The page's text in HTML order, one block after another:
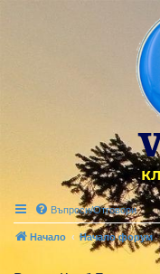
Въпроси/Отговори
Начало Начало форум